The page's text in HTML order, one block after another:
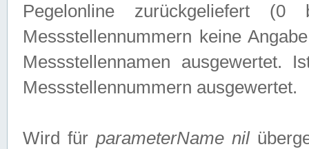
Pegelonline zurückgeliefert
Messstellennummern keine
Messstellennamen ausgewertet.
Messstellennummern ausgewertet.
Wird fürparameterName nil